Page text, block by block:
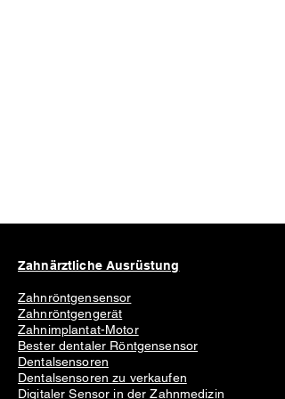
Zahnärztliche Ausrüstung
Zahnröntgensensor
Zahnröntgengerät
Zahnimplantat-Motor
Bester dentaler Röntgensensor
Dentalsensoren
Dentalsensoren zu verkaufen
Digitaler Sensor in der Zahnmedizin